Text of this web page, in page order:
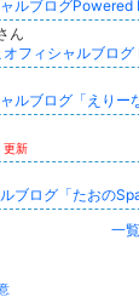
ん
更新
一